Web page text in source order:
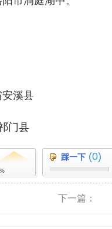
溪县
门县
踩一下 (0)
下一篇：